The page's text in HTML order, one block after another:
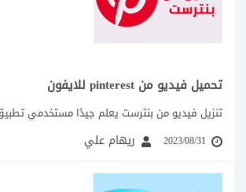
تحميل فيديو من pinterest للايفون
2023/08/31 ريهام علي